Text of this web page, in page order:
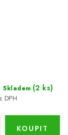
Skladem (2 ks)
DPH